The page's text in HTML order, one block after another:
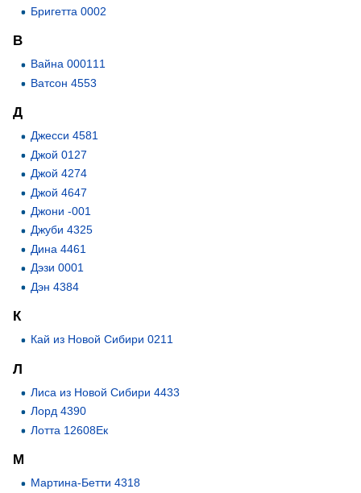
Бригетта 0002
В
Вайна 000111
Ватсон 4553
Д
Джесси 4581
Джой 0127
Джой 4274
Джой 4647
Джони -001
Джуби 4325
Дина 4461
Дэзи 0001
Дэн 4384
К
Кай из Новой Сибири 0211
Л
Лиса из Новой Сибири 4433
Лорд 4390
Лотта 12608Ек
М
Мартина-Бетти 4318